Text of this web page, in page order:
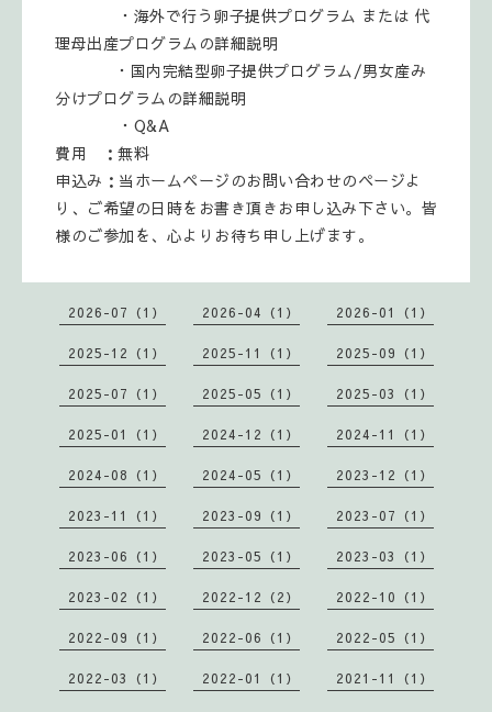
・海外で行う卵子提供プログラム または 代
理母出産プログラムの詳細説明
・国内完結型卵子提供プログラム/男女産み
分けプログラムの詳細説明
・Q&A
費用 ：無料
申込み：当ホームページのお問い合わせのページよ
り、ご希望の日時をお書き頂きお申し込み下さい。皆
様のご参加を、心よりお待ち申し上げます。
2026-07（1） 2026-04（1） 2026-01（1）
2025-12（1） 2025-11（1） 2025-09（1）
2025-07（1） 2025-05（1） 2025-03（1）
2025-01（1） 2024-12（1） 2024-11（1）
2024-08（1） 2024-05（1） 2023-12（1）
2023-11（1） 2023-09（1） 2023-07（1）
2023-06（1） 2023-05（1） 2023-03（1）
2023-02（1） 2022-12（2） 2022-10（1）
2022-09（1） 2022-06（1） 2022-05（1）
2022-03（1） 2022-01（1） 2021-11（1）